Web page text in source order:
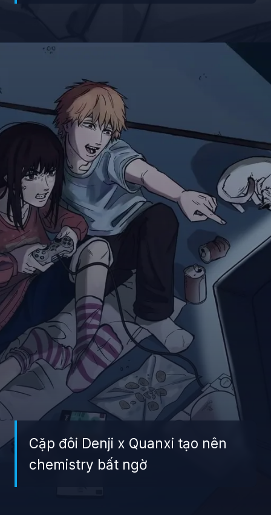
Cặp đôi Denji x Quanxi tạo nên
chemistry bất ngờ